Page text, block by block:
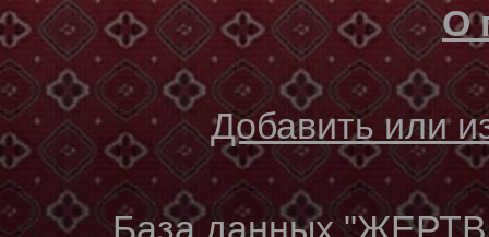
О
Добавить или
База данных